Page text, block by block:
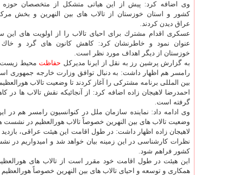
وی اضافه كرد: پیش از این هیاتی متشكل از متخصصان حوزه
كشور و استان خوزستان از تالاب های بین النهرین و بخش
عراق دیدن كردند.
عسكری اقدام مشترك برای احیای تالاب را از اولویت های این
عنوان نمود و خاطرنشان كرد: كاهش كانون های گرد و خاك
خوزستان از دیگر اهداف مورد نظر است.
به گزارش پرشین رز به نقل از ایرنا مدیركل حفاظت محیط زیست
رامسر هم اظهار داشت: به دنبال توافق وزارت خارجه جمهوری
بین المللی برنامه مشتركی را آغاز كردند تا وضعیت تالاب
احمدرضا لاهیجان زاده اضافه كرد: از آنجائیكه نقش تالاب ها در
گرفته است.
وی ادامه داد: نماینده سازمان ملل در كنوانسیون رامسر هم در
وضعیت تالاب های بین النهرین خصوصاً تالاب هورالعظیم در نشست
لاهیجان زاده اظهار داشت: در طول اقامت این هیئت عراقی،
نظرات كارشناسی در این زمینه بیان خواهد شد و امیدواریم در
كشور فراهم شود.
این هیئت در طول اقامت خود مقرر است از تالاب های
همكاری و توسعه و احیای تالاب های بین النهرین خصوصاً